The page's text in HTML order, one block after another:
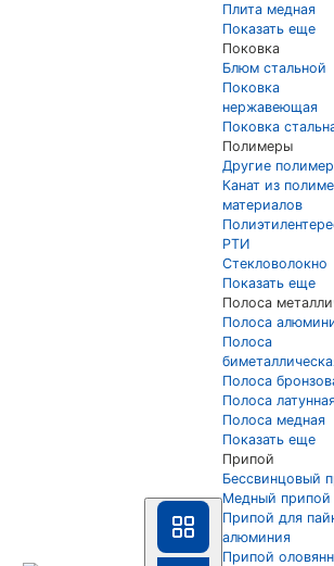
Плита медная
Показать еще
Поковка
Блюм стальной
Поковка
нержавеющая
Поковка
Полимеры
Другие
Канат из
материалов
РТИ
Стекловолокно
Показать еще
Полоса
Полоса
Полоса
Полоса
Полоса латунная
Полоса медная
Показать еще
Припой
Бессвинцовый
Медный припой
Припой для
алюминия
Припой